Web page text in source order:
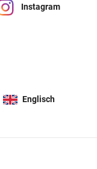
Instagram
Englisch